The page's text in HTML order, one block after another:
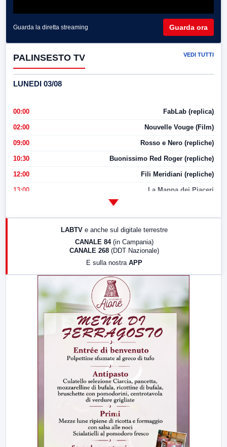
Guarda la diretta streaming Guarda ora
PALINSESTO TV VEDI TUTTI
LUNEDI 03/08
00:00 FabLab (replica)
02:00 Nouvelle Vouge (Film)
09:00 Rosso e Nero (repliche)
10:30 Buonissimo Red Roger (repliche)
12:00 Fili Meridiani (repliche)
13:00 La Mappa dei Piaceri
LABTV e anche sul digitale terrestre
CANALE 84 (in Campania)
CANALE 268 (DDT Nazionale)
E sulla nostra APP